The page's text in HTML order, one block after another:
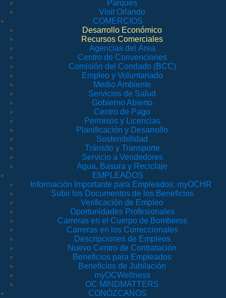
Parques
Visit Orlando
COMERCIOS
Desarrollo Económico
Recursos Comerciales
Agencias del Área
Centro de Convenciones
Comisión del Condado (BCC)
Empleo y Voluntariado
Medio Ambiente
Servicios de Salud
Gobierno Abierto
Centro de Pago
Permisos y Licencias
Planificación y Desarrollo
Sostenibilidad
Tránsito y Transporte
Servicio a Vendedores
Agua, Basura y Reciclaje
EMPLEADOS
Información Importante para Empleados: myOCHR
Subir los Documentos de los Beneficios
Verificación de Empleo
Oportunidades Profesionales
Carreras en el Cuerpo de Bomberos
Carreras en los Correccionales
Descripciones de Empleos
Nuevo Centro de Contratación
Beneficios para Empleados
Beneficios de Jubilación
myOCWellness
OC MINDMATTERS
CONÓZCANOS